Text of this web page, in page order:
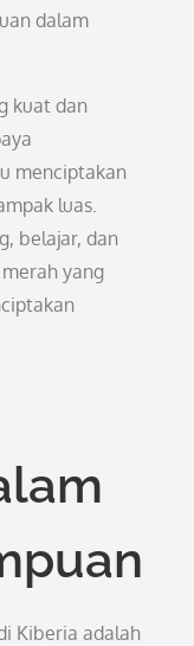
dalam
kuat dan
menciptakan
luas.
belajar, dan
yang
Kiberia adalah